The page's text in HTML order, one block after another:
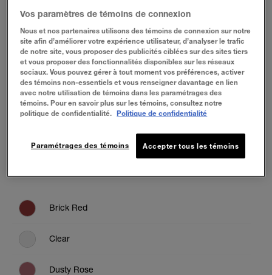
Brick Red
Clear
Dusty Rose
Vos paramètres de témoins de connexion
Nous et nos partenaires utilisons des témoins de connexion sur notre
site afin d’améliorer votre expérience utilisateur, d’analyser le trafic
de notre site, vous proposer des publicités ciblées sur des sites tiers
et vous proposer des fonctionnalités disponibles sur les réseaux
sociaux. Vous pouvez gérer à tout moment vos préférences, activer
des témoins non-essentiels et vous renseigner davantage en lien
avec notre utilisation de témoins dans les paramétrages des
témoins. Pour en savoir plus sur les témoins, consultez notre
politique de confidentialité.
Politique de confidentialité
Accepter tous les témoins
Paramétrages des témoins